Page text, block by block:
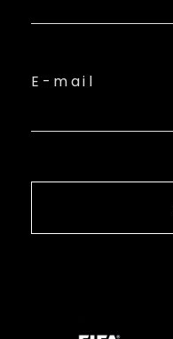
E-mail